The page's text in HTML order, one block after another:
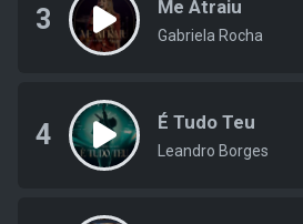
3 Me Atraiu
Gabriela Rocha
4 É Tudo Teu
Leandro Borges